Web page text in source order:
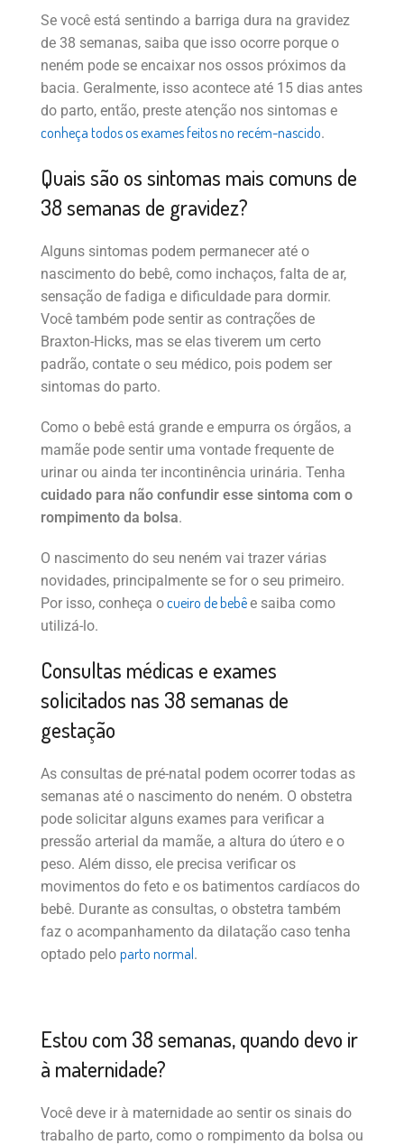
Se você está sentindo a barriga dura na gravidez
de 38 semanas, saiba que isso ocorre porque o
neném pode se encaixar nos ossos próximos da
bacia. Geralmente, isso acontece até 15 dias antes
do parto, então, preste atenção nos sintomas e
conheça todos os exames feitos no recém-nascido.
Quais são os sintomas mais comuns de
38 semanas de gravidez?
Alguns sintomas podem permanecer até o
nascimento do bebê, como inchaços, falta de ar,
sensação de fadiga e dificuldade para dormir.
Você também pode sentir as contrações de
Braxton-Hicks, mas se elas tiverem um certo
padrão, contate o seu médico, pois podem ser
sintomas do parto.
Como o bebê está grande e empurra os órgãos, a
mamãe pode sentir uma vontade frequente de
urinar ou ainda ter incontinência urinária. Tenha
cuidado para não confundir esse sintoma com o
rompimento da bolsa.
O nascimento do seu neném vai trazer várias
novidades, principalmente se for o seu primeiro.
Por isso, conheça ocueiro de bebêe saiba como
utilizá-lo.
Consultas médicas e exames
solicitados nas 38 semanas de
gestação
As consultas de pré-natal podem ocorrer todas as
semanas até o nascimento do neném. O obstetra
pode solicitar alguns exames para verificar a
pressão arterial da mamãe, a altura do útero e o
peso. Além disso, ele precisa verificar os
movimentos do feto e os batimentos cardíacos do
bebê. Durante as consultas, o obstetra também
faz o acompanhamento da dilatação caso tenha
optado pelo parto normal.
Estou com 38 semanas, quando devo ir
à maternidade?
Você deve ir à maternidade ao sentir os sinais do
trabalho de parto, como o rompimento da bolsa ou